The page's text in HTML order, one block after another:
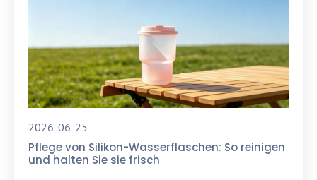
2026-06-25
Pflege von Silikon-Wasserflaschen: So reinigen
und halten Sie sie frisch